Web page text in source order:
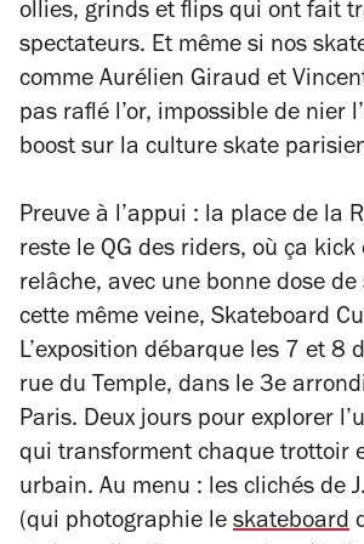
ollies, grinds et flips qui ont fait
spectateurs. Et même si nos
comme Aurélien Giraud et
pas raflé l’or, impossible de nier
boost sur la culture skate
Preuve à l’appui : la place de la
reste le QG des riders, où ça kick
relâche, avec une bonne dose de
cette même veine, Skateboard
L’exposition débarque les 7 et 8
rue du Temple, dans le 3e
Paris. Deux jours pour explorer
qui transforment chaque trottoir
urbain. Au menu : les clichés de
(qui photographie le skateboard